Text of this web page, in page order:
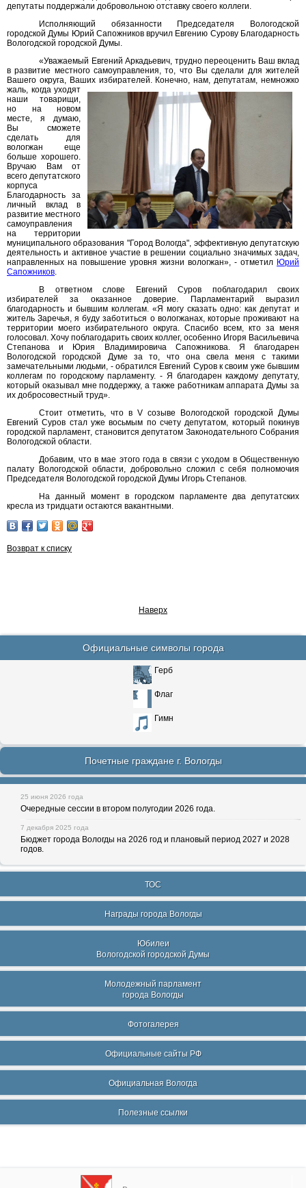
депутаты поддержали добровольною отставку своего коллеги.
Исполняющий обязанности Председателя Вологодской
городской Думы Юрий Сапожников вручил Евгению Сурову Благодарность
Вологодской городской Думы.
«Уважаемый Евгений Аркадьевич, трудно переоценить Ваш вклад
в развитие местного самоуправления, то, что Вы сделали для жителей
Вашего округа, Ваших избирателей.Конечно, нам, депутатам, немножко
жаль, когда уходят
наши товарищи,
но на новом
месте, я думаю,
Вы сможете
сделать для
вологжан еще
больше хорошего.
Вручаю Вам от
всего депутатского
корпуса
Благодарность за
личный вклад в
развитие местного
самоуправления
на территории
муниципального образования "Город Вологда", эффективную депутатскую
деятельность и активное участие в решении социально значимых задач,
направленных на повышение уровня жизни вологжан», - отметил Юрий
Сапожников.
В ответном слове Евгений Суров поблагодарил своих
избирателей за оказанное доверие. Парламентарий выразил
благодарность и бывшим коллегам. «Я могу сказать одно: как депутат и
житель Заречья, я буду заботиться о вологжанах, которые проживают на
территории моего избирательного округа. Спасибо всем, кто за меня
голосовал. Хочу поблагодарить своих коллег, особенно Игоря Васильевича
Степанова и Юрия Владимировича Сапожникова. Я благодарен
Вологодской городской Думе за то, что она свела меня с такими
замечательными людьми, - обратился Евгений Суров к своим уже бывшим
коллегам по городскому парламенту. - Я благодарен каждому депутату,
который оказывал мне поддержку, а также работникам аппарата Думы за
их добросовестный труд».
Стоит отметить, что в V созыве Вологодской городской Думы
Евгений Суров стал уже восьмым по счету депутатом, который покинув
городской парламент, становится депутатом Законодательного Собрания
Вологодской области.
Добавим, что в мае этого года в связи с уходом в Общественную
палату Вологодской области, добровольно сложил с себя полномочия
Председателя Вологодской городской Думы Игорь Степанов.
На данный момент в городском парламенте два депутатских
кресла из тридцати остаются вакантными.
Возврат к списку
Наверх
Официальные символы города
Герб
Флаг
Гимн
Почетные граждане г. Вологды
25 июня 2026 года
Очередные сессии в втором полугодии 2026 года.
7 декабря 2025 года
Бюджет города Вологды на 2026 год и плановый период 2027 и 2028
годов.
ТОС
Награды города Вологды
Юбилеи
Вологодской городской Думы
Молодежный парламент
города Вологды
Фотогалерея
Официальные сайты РФ
Официальная Вологда
Полезные ссылки